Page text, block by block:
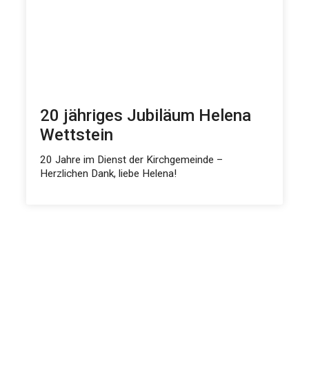
20 jähriges Jubiläum Helena
Wettstein
20 Jahre im Dienst der Kirchgemeinde –
Herzlichen Dank, liebe Helena!